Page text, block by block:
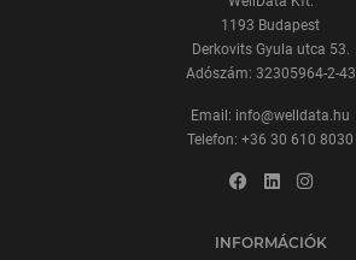
1193 Budapest
Derkovits Gyula utca 53.
Adószám: 32305964-2-43
Email: info@welldata.hu
Telefon: +36 30 610 8030
INFORMÁCIÓK